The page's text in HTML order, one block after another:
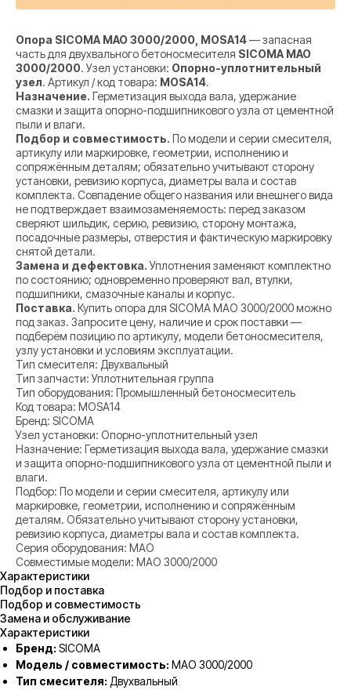
Опора SICOMA MAO 3000/2000, MOSA14— запасная
часть для двухвального бетоносмесителя SICOMA MAO
3000/2000. Узел установки: Опорно-уплотнительный
узел. Артикул / код товара: MOSA14.
Назначение. Герметизация выхода вала, удержание
смазки и защита опорно-подшипникового узла от цементной
пыли и влаги.
Подбор и совместимость. По модели и серии смесителя,
артикулу или маркировке, геометрии, исполнению и
сопряжённым деталям; обязательно учитывают сторону
установки, ревизию корпуса, диаметры вала и состав
комплекта. Совпадение общего названия или внешнего вида
не подтверждает взаимозаменяемость: перед заказом
сверяют шильдик, серию, ревизию, сторону монтажа,
посадочные размеры, отверстия и фактическую маркировку
снятой детали.
Замена и дефектовка.Уплотнения заменяют комплектно
по состоянию; одновременно проверяют вал, втулки,
подшипники, смазочные каналы и корпус.
Поставка. Купить опора для SICOMA MAO 3000/2000 можно
под заказ. Запросите цену, наличие и срок поставки —
подберём позицию по артикулу, модели бетоносмесителя,
узлу установки и условиям эксплуатации.
Тип смесителя: Двухвальный
Тип запчасти: Уплотнительная группа
Тип оборудования: Промышленный бетоносмеситель
Код товара: MOSA14
Бренд: SICOMA
Узел установки: Опорно-уплотнительный узел
Назначение: Герметизация выхода вала, удержание смазки
и защита опорно-подшипникового узла от цементной пыли и
влаги.
Подбор: По модели и серии смесителя, артикулу или
маркировке, геометрии, исполнению и сопряжённым
деталям. Обязательно учитывают сторону установки,
ревизию корпуса, диаметры вала и состав комплекта.
Серия оборудования: MAO
Совместимые модели: MAO 3000/2000
Характеристики
Подбор и поставка
Подбор и совместимость
Замена и обслуживание
Характеристики
Бренд: SICOMA
Модель / совместимость: MAO 3000/2000
Тип смесителя: Двухвальный